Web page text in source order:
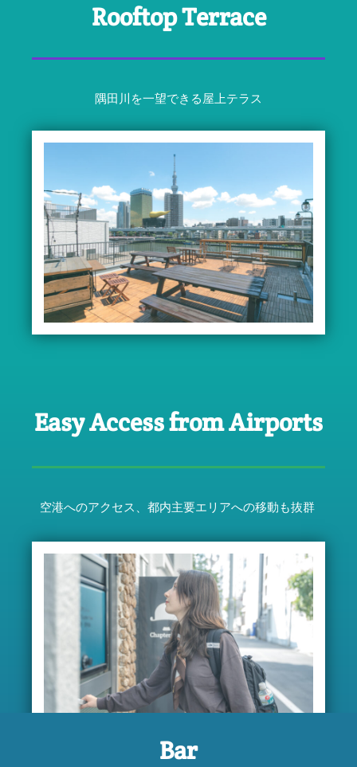
Rooftop Terrace
隅田川を一望できる屋上テラス
Easy Access from Airports
空港へのアクセス、都内主要エリアへの移動も抜群
Bar